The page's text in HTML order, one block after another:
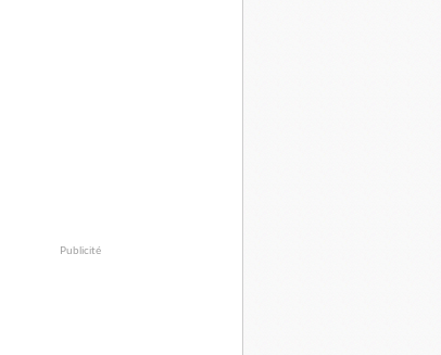
Publicité